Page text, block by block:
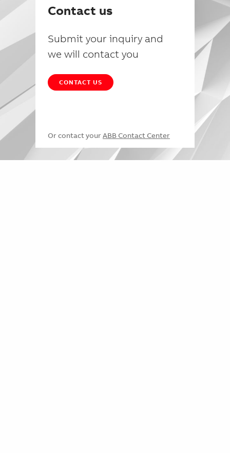
Contact us
Submit your inquiry and
we will contact you
CONTACT US
Or contact your ABB Contact Center